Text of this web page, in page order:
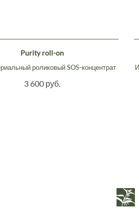
Purity roll-on
роликовый SOS-концентрат
3 600 руб.